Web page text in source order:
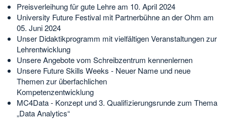
Preisverleihung für gute Lehre am 10. April 2024
University Future Festival mit Partnerbühne an der Ohm am
05. Juni 2024
Unser Didaktikprogramm mit vielfältigen Veranstaltungen zur
Lehrentwicklung
Unsere Angebote vom Schreibzentrum kennenlernen
Unsere Future Skills Weeks - Neuer Name und neue
Themen zur überfachlichen
Kompetenzentwicklung
MC4Data - Konzept und 3. Qualifizierungsrunde zum Thema
„Data Analytics“